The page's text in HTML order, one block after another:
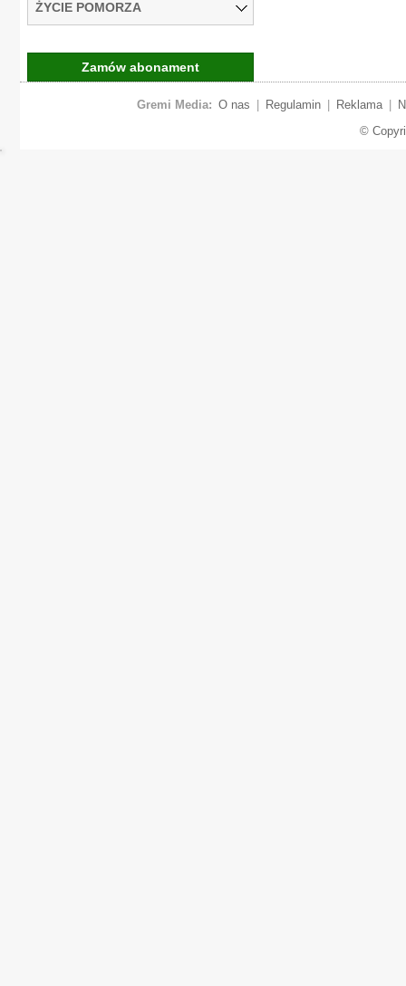
ŻYCIE POMORZA
Zamów abonament
Gremi Media: O nas Regulamin Reklama
©